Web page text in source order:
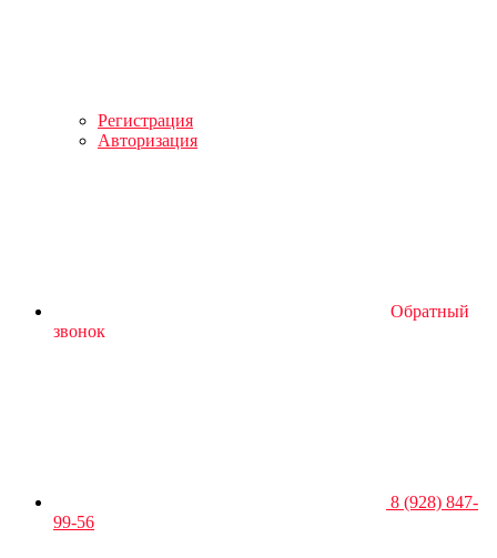
Регистрация
Авторизация
Обратный
звонок
8 (928) 847-
99-56